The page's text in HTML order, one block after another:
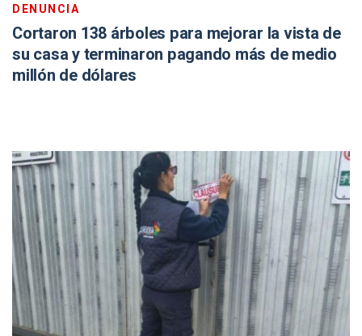
DENUNCIA
Cortaron 138 árboles para mejorar la vista de
su casa y terminaron pagando más de medio
millón de dólares